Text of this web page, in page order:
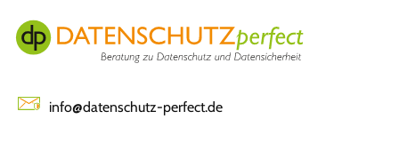
content
info@datenschutz-perfect.de